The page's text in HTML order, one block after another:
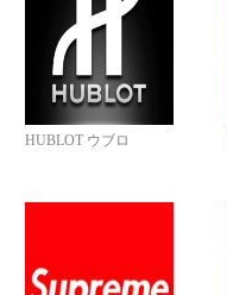
HUBLOT ウブロ